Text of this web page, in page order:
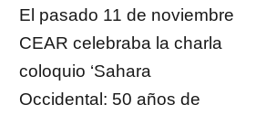
El pasado 11 de noviembre
CEAR celebraba la charla
coloquio ‘Sahara
Occidental: 50 años de